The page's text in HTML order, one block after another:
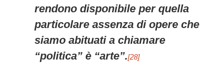
rendono disponibile per quella
particolare assenza di opere che
siamo abituati a chiamare
“politica” è “arte”.[28]